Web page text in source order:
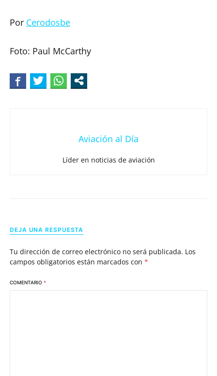
Por Cerodosbe
Foto: Paul McCarthy
Aviación al Día
Líder en noticias de aviación
DEJA UNA RESPUESTA
Tu dirección de correo electrónico no será publicada. Los
campos obligatorios están marcados con *
COMENTARIO *